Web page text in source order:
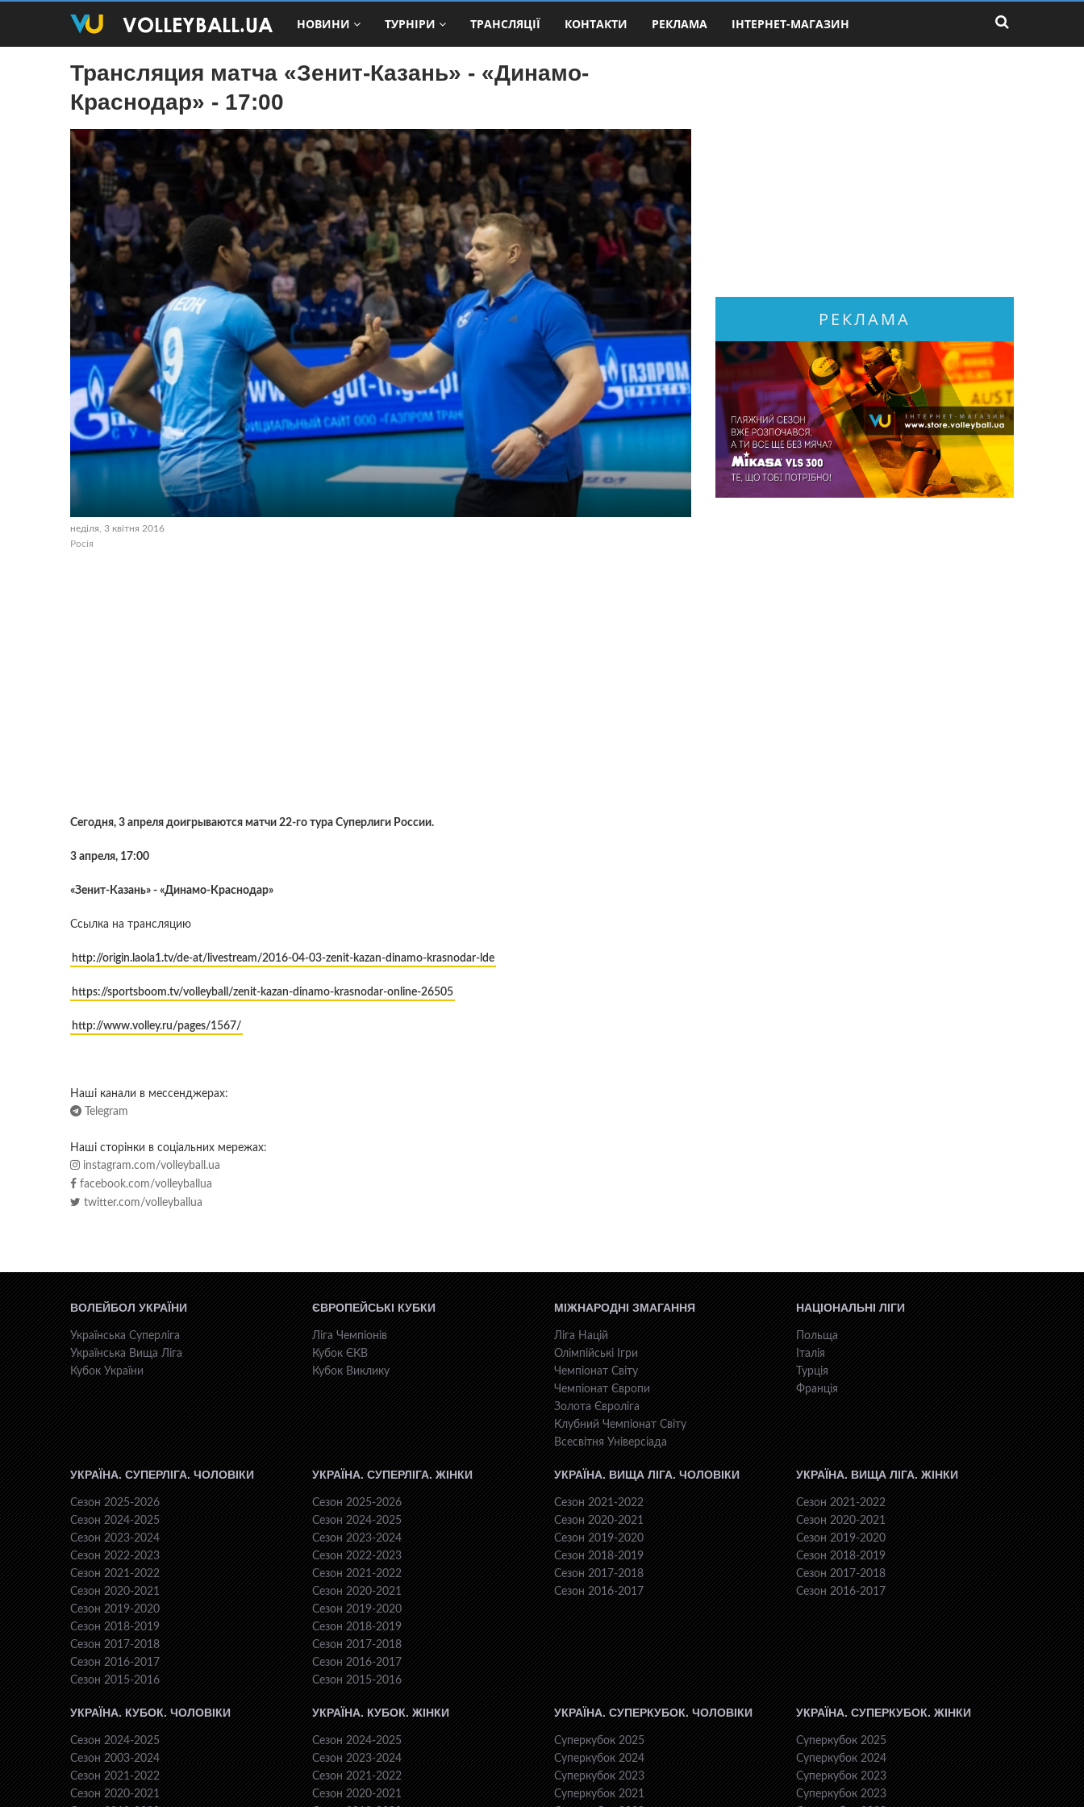
НОВИНИ ТУРНІРИ ТРАНСЛЯЦІЇ КОНТАКТИ РЕКЛАМА ІНТЕРНЕТ-МАГАЗИН
Трансляция матча «Зенит-Казань» - «Динамо-
Краснодар» - 17:00
неділя, 3 квітня 2016
Росія
Сегодня, 3 апреля доигрываются матчи 22-го тура Суперлиги России.
3 апреля, 17:00
«Зенит-Казань» - «Динамо-Краснодар»
Ссылка на трансляцию
http://origin.laola1.tv/de-at/livestream/2016-04-03-zenit-kazan-dinamo-krasnodar-lde
https://sportsboom.tv/volleyball/zenit-kazan-dinamo-krasnodar-online-26505
http://www.volley.ru/pages/1567/
Наші канали в мессенджерах:
Telegram
Наші сторінки в соціальних мережах:
instagram.com/volleyball.ua
facebook.com/volleyballua
twitter.com/volleyballua
РЕКЛАМА
ВОЛЕЙБОЛ УКРАЇНИ
Українська Суперліга
Українська Вища Ліга
Кубок України
ЄВРОПЕЙСЬКІ КУБКИ
Ліга Чемпіонів
Кубок ЄКВ
Кубок Виклику
МІЖНАРОДНІ ЗМАГАННЯ
Ліга Націй
Олімпійські Ігри
Чемпіонат Світу
Чемпіонат Європи
Золота Євроліга
Клубний Чемпіонат Світу
Всесвiтня Унiверсiaда
НАЦІОНАЛЬНІ ЛІГИ
Польща
Італія
Турція
Франція
УКРАЇНА. СУПЕРЛІГА. ЧОЛОВІКИ
Сезон 2025-2026
Сезон 2024-2025
Сезон 2023-2024
Сезон 2022-2023
Сезон 2021-2022
Сезон 2020-2021
Сезон 2019-2020
Сезон 2018-2019
Сезон 2017-2018
Сезон 2016-2017
Сезон 2015-2016
УКРАЇНА. СУПЕРЛІГА. ЖІНКИ
Сезон 2025-2026
Сезон 2024-2025
Сезон 2023-2024
Сезон 2022-2023
Сезон 2021-2022
Сезон 2020-2021
Сезон 2019-2020
Сезон 2018-2019
Сезон 2017-2018
Сезон 2016-2017
Сезон 2015-2016
УКРАЇНА. ВИЩА ЛІГА. ЧОЛОВІКИ
Сезон 2021-2022
Сезон 2020-2021
Сезон 2019-2020
Сезон 2018-2019
Сезон 2017-2018
Сезон 2016-2017
УКРАЇНА. ВИЩА ЛІГА. ЖІНКИ
Сезон 2021-2022
Сезон 2020-2021
Сезон 2019-2020
Сезон 2018-2019
Сезон 2017-2018
Сезон 2016-2017
УКРАЇНА. КУБОК. ЧОЛОВІКИ
Сезон 2024-2025
Сезон 2003-2024
Сезон 2021-2022
Сезон 2020-2021
УКРАЇНА. КУБОК. ЖІНКИ
Сезон 2024-2025
Сезон 2023-2024
Сезон 2021-2022
Сезон 2020-2021
УКРАЇНА. СУПЕРКУБОК. ЧОЛОВІКИ
Суперкубок 2025
Суперкубок 2024
Суперкубок 2023
Суперкубок 2021
УКРАЇНА. СУПЕРКУБОК. ЖІНКИ
Суперкубок 2025
Суперкубок 2024
Суперкубок 2023
Суперкубок 2023